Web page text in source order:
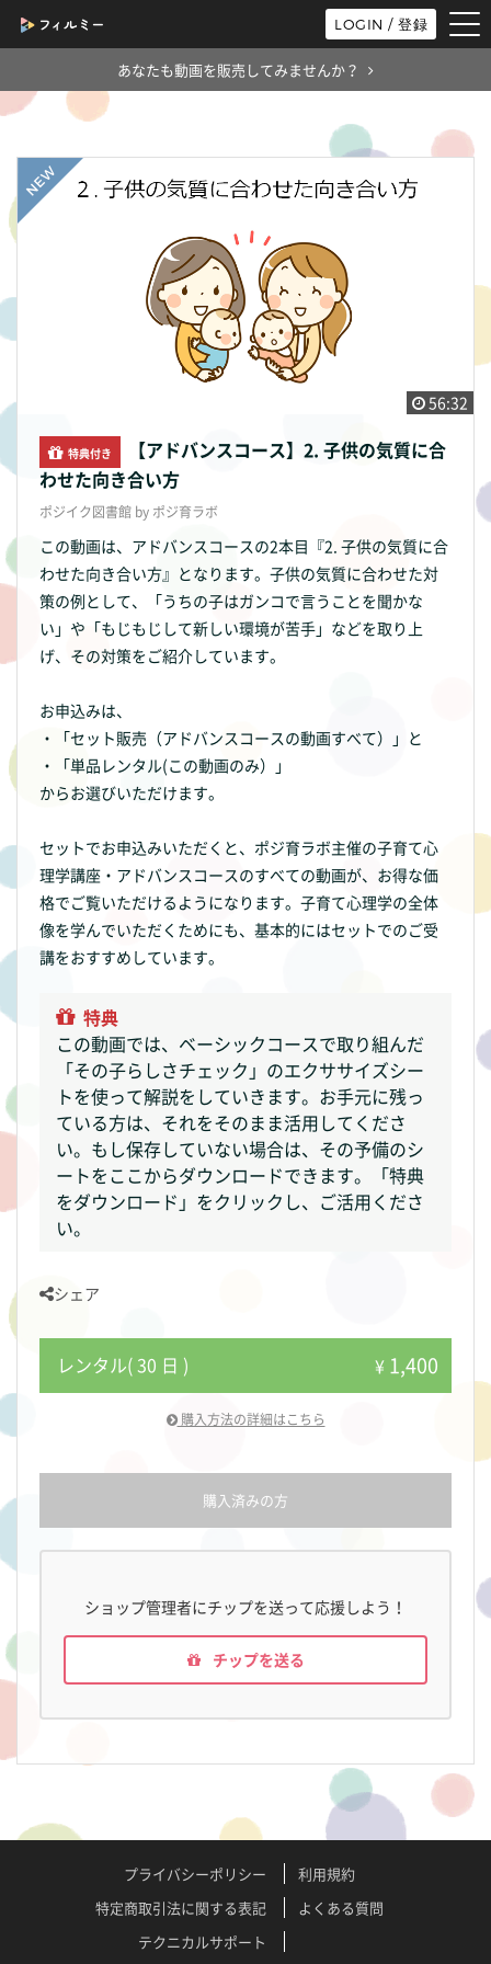
LOGIN / 登録
あなたも動画を販売してみませんか？
56:32
特典付き
【アドバンスコース】2. 子供の気質に合
わせた向き合い方
ポジイク図書館 by ポジ育ラボ
この動画は、アドバンスコースの2本目『2. 子供の気質に合
わせた向き合い方』となります。子供の気質に合わせた対
策の例として、「うちの子はガンコで言うことを聞かな
い」や「もじもじして新しい環境が苦手」などを取り上
げ、その対策をご紹介しています。
お申込みは、
・「セット販売（アドバンスコースの動画すべて）」と
・「単品レンタル(この動画のみ）」
からお選びいただけます。
セットでお申込みいただくと、ポジ育ラボ主催の子育て心
理学講座・アドバンスコースのすべての動画が、お得な価
格でご覧いただけるようになります。子育て心理学の全体
像を学んでいただくためにも、基本的にはセットでのご受
講をおすすめしています。
特典
この動画では、ベーシックコースで取り組んだ
「その子らしさチェック」のエクササイズシー
トを使って解説をしていきます。お手元に残っ
ている方は、それをそのまま活用してくださ
い。もし保存していない場合は、その予備のシ
ートをここからダウンロードできます。「特典
をダウンロード」をクリックし、ご活用くださ
い。
シェア
レンタル( 30 日 ) ¥ 1,400
購入方法の詳細はこちら
購入済みの方
ショップ管理者にチップを送って応援しよう！
チップを送る
プライバシーポリシー
利用規約
特定商取引法に関する表記
よくある質問
テクニカルサポート